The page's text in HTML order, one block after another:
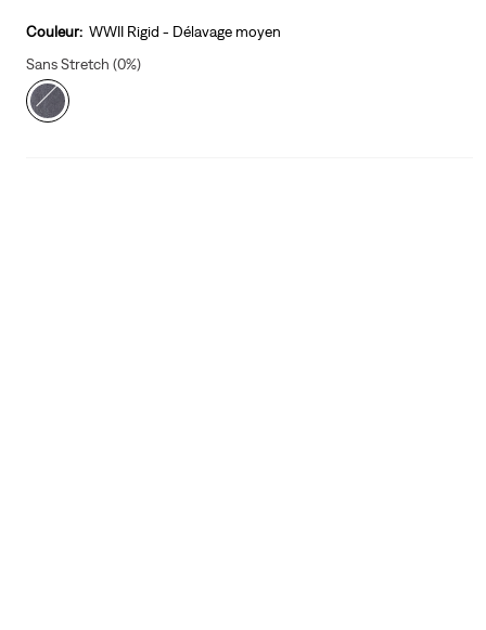
is
Couleur: WWII Rigid - Délavage moyen
Sans Stretch (0%)